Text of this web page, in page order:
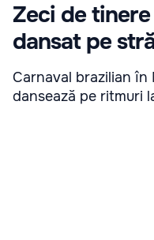
Zeci de
dansat pe
Carnaval brazilian în
dansează pe ritmuri